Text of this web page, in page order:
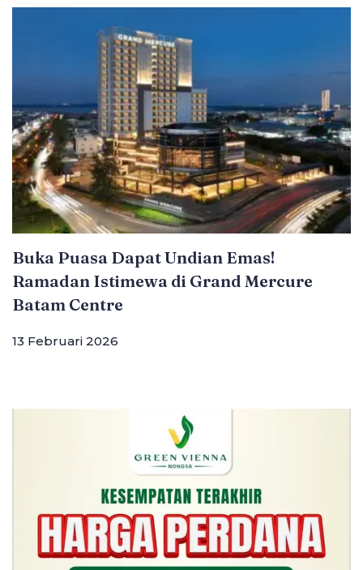
Buka Puasa Dapat Undian Emas!
Ramadan Istimewa di Grand Mercure
Batam Centre
13 Februari 2026